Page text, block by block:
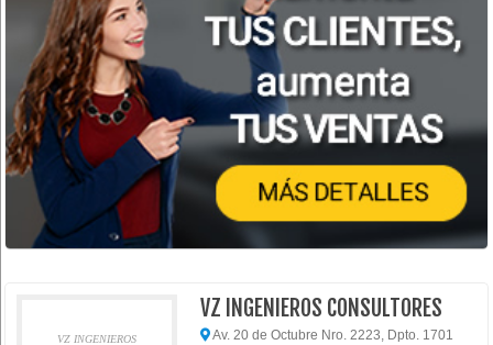
VZ INGENIEROS
VZ INGENIEROS CONSULTORES
Av. 20 de Octubre Nro. 2223, Dpto. 1701